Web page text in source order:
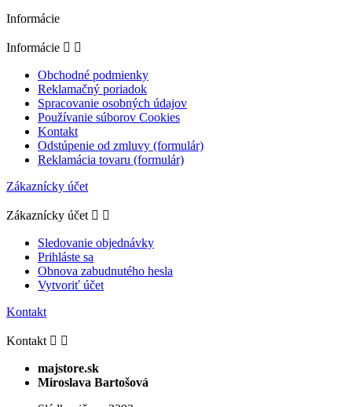
Informácie
Informácie  
Obchodné podmienky
Reklamačný poriadok
Spracovanie osobných údajov
Používanie súborov Cookies
Kontakt
Odstúpenie od zmluvy (formulár)
Reklamácia tovaru (formulár)
Zákaznícky účet
Zákaznícky účet  
Sledovanie objednávky
Prihláste sa
Obnova zabudnutého hesla
Vytvoriť účet
Kontakt
Kontakt  
majstore.sk
Miroslava Bartošová